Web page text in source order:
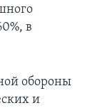
в
обороны
и